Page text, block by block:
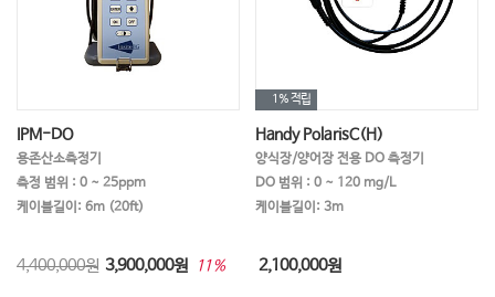
IPM-DO
용존산소측정기
측정 범위 : 0 ~ 25ppm
케이블길이: 6m (20ft)
4,400,000원 3,900,000원 11%
1%적립
Handy PolarisC(H)
양식장/양어장 전용 DO 측정기
DO 범위 : 0 ~ 120 mg/L
케이블길이: 3m
2,100,000원